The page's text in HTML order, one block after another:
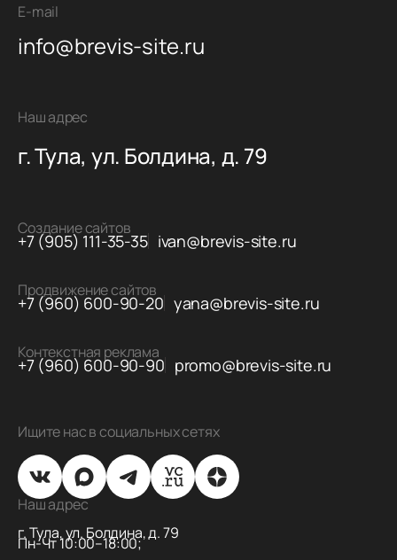
E-mail
info@brevis-site.ru
Наш адрес
г. Тула, ул. Болдина, д. 79
Ищите нас в социальных сетях
Наш адрес
г. Тула, ул. Болдина, д. 79
Пн-Чт 10:00–18:00;
Создание сайтов
+7 (905) 111-35-35 ivan@brevis-site.ru
Продвижение сайтов
+7 (960) 600-90-20 yana@brevis-site.ru
Контекстная реклама
+7 (960) 600-90-90 promo@brevis-site.ru